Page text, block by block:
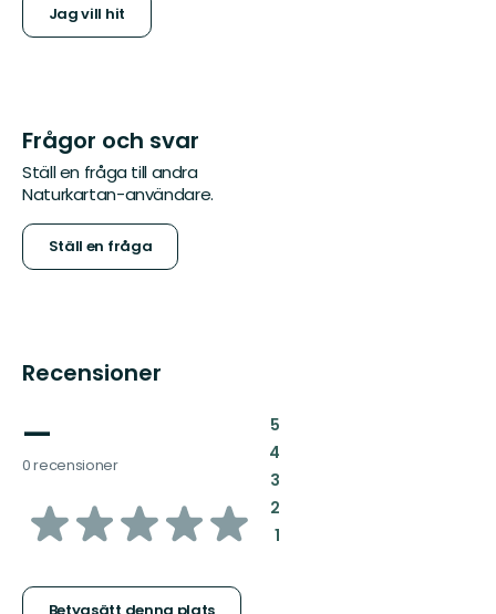
Jag vill hit
Frågor och svar
Ställ en fråga till andra
Naturkartan-användare.
Ställ en fråga
Recensioner
—
0 recensioner
av
5:
4:
3:
2:
1: